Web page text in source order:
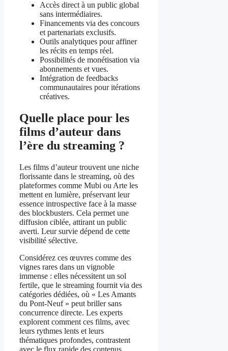
Accès direct à un public global
sans intermédiaires.
Financements via des concours
et partenariats exclusifs.
Outils analytiques pour affiner
les récits en temps réel.
Possibilités de monétisation via
abonnements et vues.
Intégration de feedbacks
communautaires pour itérations
créatives.
Quelle place pour les
films d’auteur dans
l’ère du streaming ?
Les films d’auteur trouvent une niche
florissante dans le streaming, où des
plateformes comme Mubi ou Arte les
mettent en lumière, préservant leur
essence introspective face à la masse
des blockbusters. Cela permet une
diffusion ciblée, attirant un public
averti. Leur survie dépend de cette
visibilité sélective.
Considérez ces œuvres comme des
vignes rares dans un vignoble
immense : elles nécessitent un sol
fertile, que le streaming fournit via des
catégories dédiées, où « Les Amants
du Pont-Neuf » peut briller sans
concurrence directe. Les experts
explorent comment ces films, avec
leurs rythmes lents et leurs
thématiques profondes, contrastent